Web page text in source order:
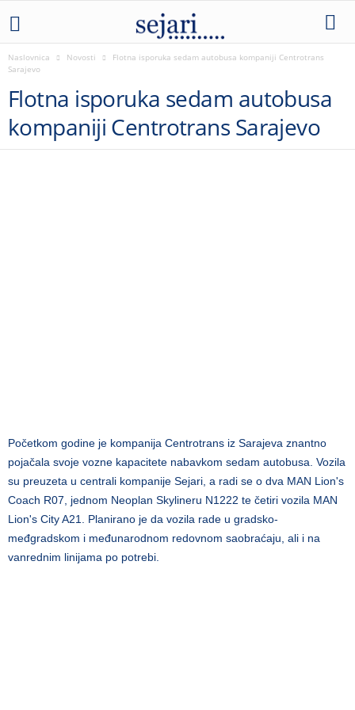
Naslovnica Novosti
Flotna isporuka sedam autobusa kompaniji Centrotrans
Sarajevo
Flotna isporuka sedam autobusa
kompaniji Centrotrans Sarajevo
Početkom godine je kompanija Centrotrans iz Sarajeva znantno
pojačala svoje vozne kapacitete nabavkom sedam autobusa. Vozila
su preuzeta u centrali kompanije Sejari, a radi se o dva MAN Lion's
Coach R07, jednom Neoplan Skylineru N1222 te četiri vozila MAN
Lion's City A21. Planirano je da vozila rade u gradsko-
međgradskom i međunarodnom redovnom saobraćaju, ali i na
vanrednim linijama po potrebi.